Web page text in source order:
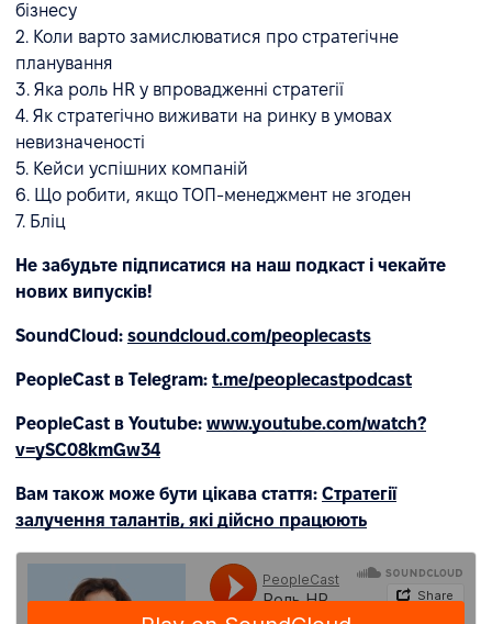
бізнесу
2. Коли варто замислюватися про стратегічне
планування
3. Яка роль HR у впровадженні стратегії
4. Як стратегічно виживати на ринку в умовах
невизначеності
5. Кейси успішних компаній
6. Що робити, якщо ТОП-менеджмент не згоден
7. Бліц
Не забудьте підписатися на наш подкаст і чекайте
нових випусків!
SoundCloud: soundcloud.com/peoplecasts
PeopleCast в Telegram: t.me/peoplecastpodcast
PeopleCast в Youtube: www.youtube.com/watch?
v=ySC08kmGw34
Вам також може бути цікава стаття: Стратегії
залучення талантів, які дійсно працюють